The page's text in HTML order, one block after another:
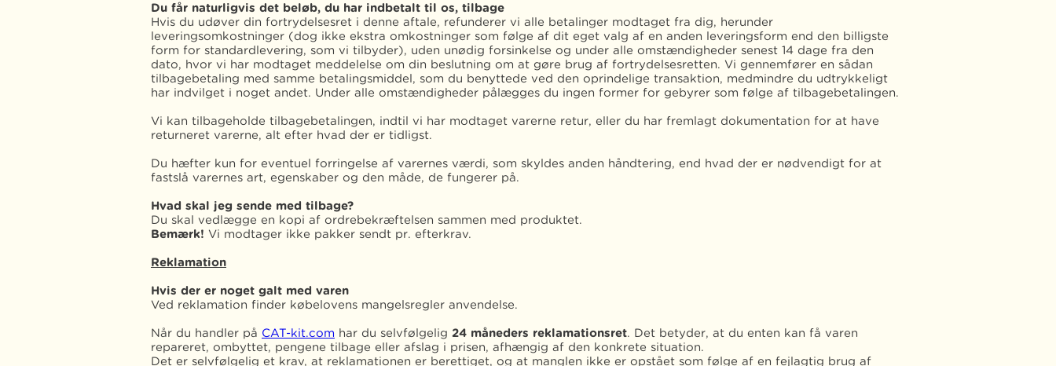
Du får naturligvis det beløb, du har indbetalt til os, tilbage
Hvis du udøver din fortrydelsesret i denne aftale, refunderer vi alle betalinger modtaget fra dig, herunder
leveringsomkostninger (dog ikke ekstra omkostninger som følge af dit eget valg af en anden leveringsform end den billigste
form for standardlevering, som vi tilbyder), uden unødig forsinkelse og under alle omstændigheder senest 14 dage fra den
dato, hvor vi har modtaget meddelelse om din beslutning om at gøre brug af fortrydelsesretten. Vi gennemfører en sådan
tilbagebetaling med samme betalingsmiddel, som du benyttede ved den oprindelige transaktion, medmindre du udtrykkeligt
har indvilget i noget andet. Under alle omstændigheder pålægges du ingen former for gebyrer som følge af tilbagebetalingen.
Vi kan tilbageholde tilbagebetalingen, indtil vi har modtaget varerne retur, eller du har fremlagt dokumentation for at have
returneret varerne, alt efter hvad der er tidligst.
Du hæfter kun for eventuel forringelse af varernes værdi, som skyldes anden håndtering, end hvad der er nødvendigt for at
fastslå varernes art, egenskaber og den måde, de fungerer på.
Hvad skal jeg sende med tilbage?
Du skal vedlægge en kopi af ordrebekræftelsen sammen med produktet.
Bemærk! Vi modtager ikke pakker sendt pr. efterkrav.
Reklamation
Hvis der er noget galt med varen
Ved reklamation finder købelovens mangelsregler anvendelse.
Når du handler på CAT-kit.com har du selvfølgelig 24 måneders reklamationsret. Det betyder, at du enten kan få varen
repareret, ombyttet, pengene tilbage eller afslag i prisen, afhængig af den konkrete situation.
Det er selvfølgelig et krav, at reklamationen er berettiget, og at manglen ikke er opstået som følge af en fejlagtig brug af